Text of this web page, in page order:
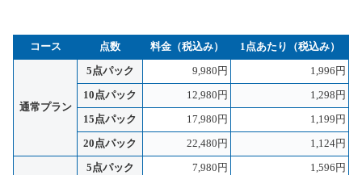
コース 点数 料金（税込み） 1点あたり（税込み）
通常プラン
5点パック 9,980円 1,996円
10点パック 12,980円 1,298円
15点パック 17,980円 1,199円
20点パック 22,480円 1,124円
5点パック 7,980円 1,596円